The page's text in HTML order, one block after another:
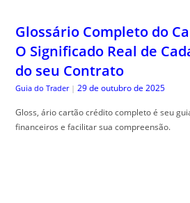
Glossário Completo do
O Significado Real de
do seu Contrato
Guia do Trader | 29 de outubro de 2025
Gloss, ário cartão crédito completo é seu
financeiros e facilitar sua compreensão.